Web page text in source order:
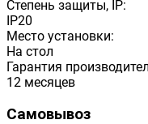
Степень защиты, IP:
IP20
Место установки:
На стол
Гарантия
12 месяцев
Самовывоз